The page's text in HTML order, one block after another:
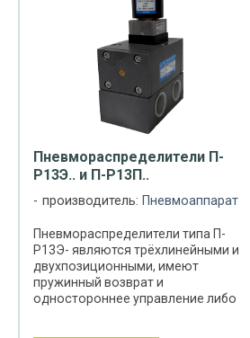
Пневмораспределители П-
Р13Э.. и П-Р13П..
производитель: Пневмоаппарат
Пневмораспределители типа П-
Р13Э- являются трёхлинейными и
двухпозиционными, имеют
пружинный возврат и
одностороннее управление либо